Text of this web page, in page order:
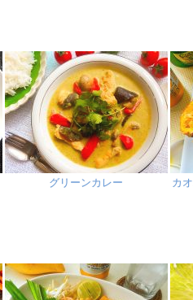
グリーンカレー カ